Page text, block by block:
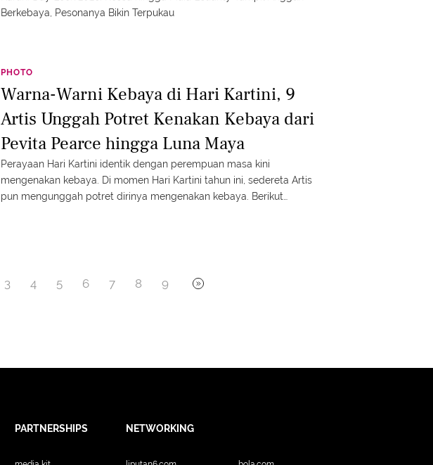
Berkebaya, Pesonanya Bikin Terpukau
PHOTO
Warna-Warni Kebaya di Hari Kartini, 9
Artis Unggah Potret Kenakan Kebaya dari
Pevita Pearce hingga Luna Maya
Perayaan Hari Kartini identik dengan perempuan masa kini
mengenakan kebaya. Di momen Hari Kartini tahun ini, sedereta Artis
pun mengunggah potret dirinya mengenakan kebaya. Berikut
3 4 5 6 7 8 9
PARTNERSHIPS NETWORKING